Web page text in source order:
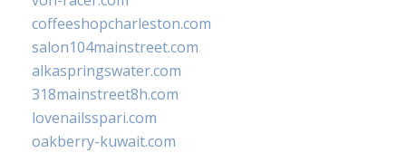
coffeeshopcharleston.com
salon104mainstreet.com
alkaspringswater.com
318mainstreet8h.com
lovenailsspari.com
oakberry-kuwait.com